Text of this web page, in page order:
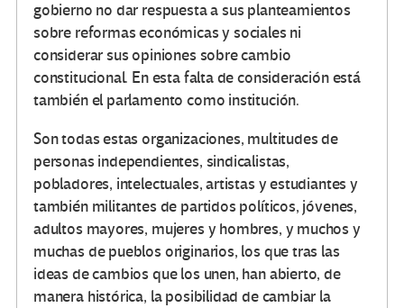
gobierno no dar respuesta a sus planteamientos
sobre reformas económicas y sociales ni
considerar sus opiniones sobre cambio
constitucional. En esta falta de consideración está
también el parlamento como institución.
Son todas estas organizaciones, multitudes de
personas independientes, sindicalistas,
pobladores, intelectuales, artistas y estudiantes y
también militantes de partidos políticos, jóvenes,
adultos mayores, mujeres y hombres, y muchos y
muchas de pueblos originarios, los que tras las
ideas de cambios que los unen, han abierto, de
manera histórica, la posibilidad de cambiar la